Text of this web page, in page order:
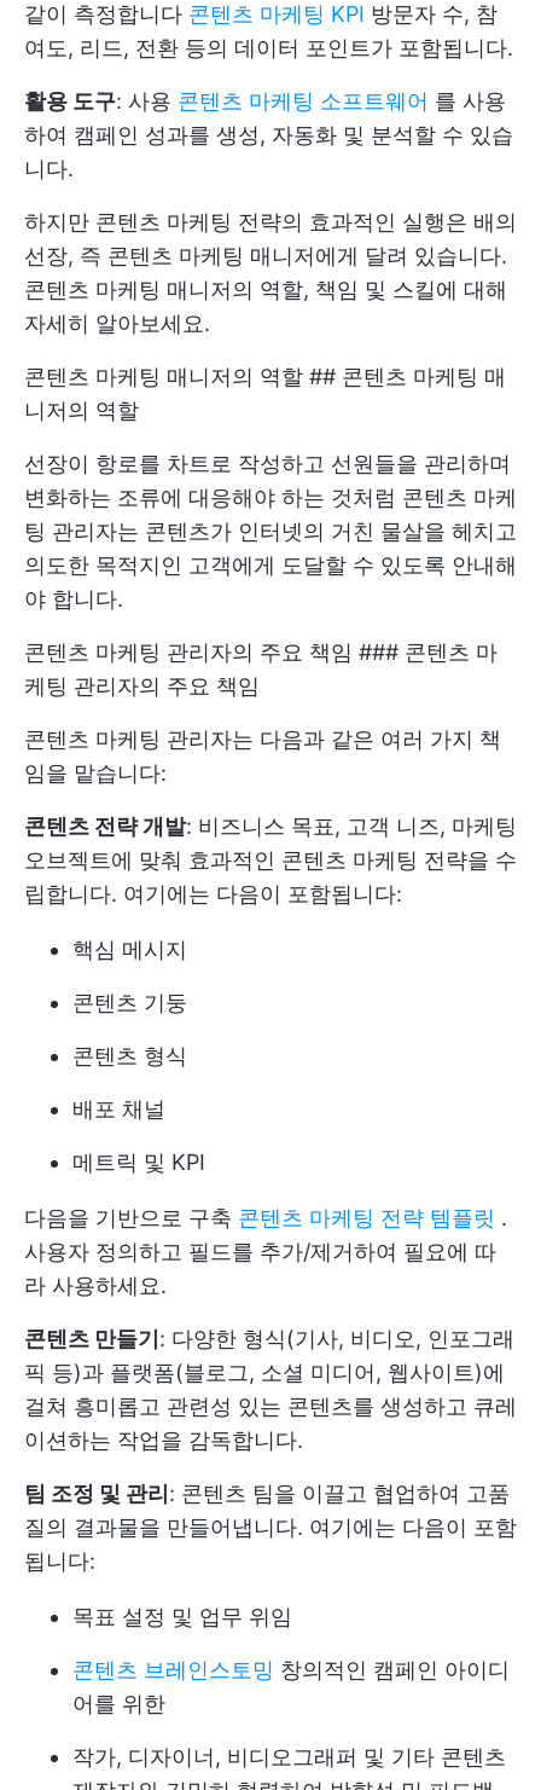
같이 측정합니다 콘텐츠 마케팅 KPI 방문자 수, 참
여도, 리드, 전환 등의 데이터 포인트가 포함됩니다.
활용 도구: 사용 콘텐츠 마케팅 소프트웨어 를 사용
하여 캠페인 성과를 생성, 자동화 및 분석할 수 있습
니다.
하지만 콘텐츠 마케팅 전략의 효과적인 실행은 배의
선장, 즉 콘텐츠 마케팅 매니저에게 달려 있습니다.
콘텐츠 마케팅 매니저의 역할, 책임 및 스킬에 대해
자세히 알아보세요.
콘텐츠 마케팅 매니저의 역할 ## 콘텐츠 마케팅 매
니저의 역할
선장이 항로를 차트로 작성하고 선원들을 관리하며
변화하는 조류에 대응해야 하는 것처럼 콘텐츠 마케
팅 관리자는 콘텐츠가 인터넷의 거친 물살을 헤치고
의도한 목적지인 고객에게 도달할 수 있도록 안내해
야 합니다.
콘텐츠 마케팅 관리자의 주요 책임 ### 콘텐츠 마
케팅 관리자의 주요 책임
콘텐츠 마케팅 관리자는 다음과 같은 여러 가지 책
임을 맡습니다:
콘텐츠 전략 개발: 비즈니스 목표, 고객 니즈, 마케팅
오브젝트에 맞춰 효과적인 콘텐츠 마케팅 전략을 수
립합니다. 여기에는 다음이 포함됩니다:
핵심 메시지
콘텐츠 기둥
콘텐츠 형식
배포 채널
메트릭 및 KPI
다음을 기반으로 구축 콘텐츠 마케팅 전략 템플릿 .
사용자 정의하고 필드를 추가/제거하여 필요에 따
라 사용하세요.
콘텐츠 만들기 : 다양한 형식(기사, 비디오, 인포그래
픽 등)과 플랫폼(블로그, 소셜 미디어, 웹사이트)에
걸쳐 흥미롭고 관련성 있는 콘텐츠를 생성하고 큐레
이션하는 작업을 감독합니다.
팀 조정 및 관리 : 콘텐츠 팀을 이끌고 협업하여 고품
질의 결과물을 만들어냅니다. 여기에는 다음이 포함
됩니다:
목표 설정 및 업무 위임
콘텐츠 브레인스토밍 창의적인 캠페인 아이디
어를 위한
작가, 디자이너, 비디오그래퍼 및 기타 콘텐츠